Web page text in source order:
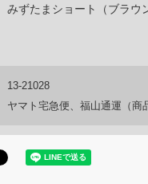
みずたまショート（ブラウ
13-21028
ヤマト宅急便、福山通運（商